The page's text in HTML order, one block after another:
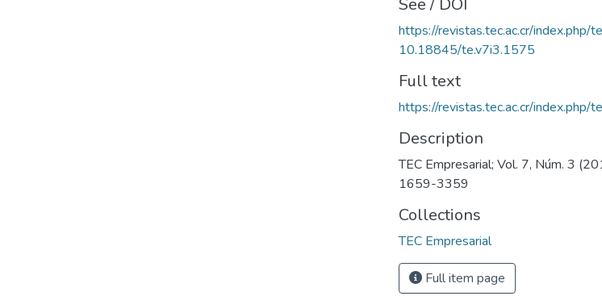
See / DOI
https://revistas.tec.ac.cr/
10.18845/te.v7i3.1575
Full text
https://revistas.tec.ac.cr/
Description
TEC Empresarial; Vol. 7, Núm. 3
1659-3359
Collections
TEC Empresarial
Full item page